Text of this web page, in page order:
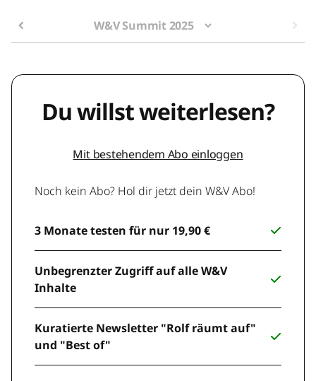
W&V Summit 2025
Du willst weiterlesen?
Mit bestehendem Abo einloggen
Noch kein Abo? Hol dir jetzt dein W&V Abo!
3 Monate testen für nur 19,90 €
Unbegrenzter Zugriff auf alle W&V
Inhalte
Kuratierte Newsletter "Rolf räumt auf"
und "Best of"